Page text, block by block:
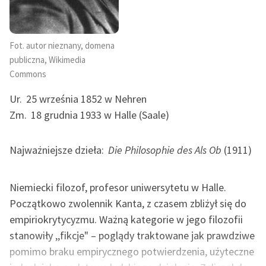
Ręce pełne poezji
Kolekcje edukacyjne
twórców przechodzących
do domeny publicznej,
lektur szkolnych oraz
Odkurzamy bohaterów
Lektur
Kontakt
O projekcie
Zespół
Fot. autor nieznany, domena
publiczna, Wikimedia
Commons
Ur. 25 września 1852 w Nehren
Zm. 18 grudnia 1933 w Halle (Saale)
Najważniejsze dzieła: Die Philosophie des Als Ob (1911)
Niemiecki filozof, profesor uniwersytetu w Halle.
Początkowo zwolennik Kanta, z czasem zbliżył się do
empiriokrytycyzmu. Ważną kategorie w jego filozofii
stanowiły ,,fikcje" – poglądy traktowane jak prawdziwe
pomimo braku empirycznego potwierdzenia, użyteczne